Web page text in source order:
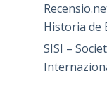
Historia de
SISI –